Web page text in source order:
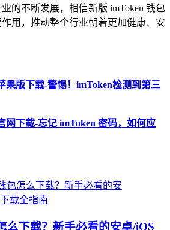
的不断发展，相信新版 imToken 钱包
用，推动整个行业朝着更加健康、安
果版下载-警惕！imToken检测到第三
网下载-忘记 imToken 密码，如何应
么下载？新手必看的安卓/iOS